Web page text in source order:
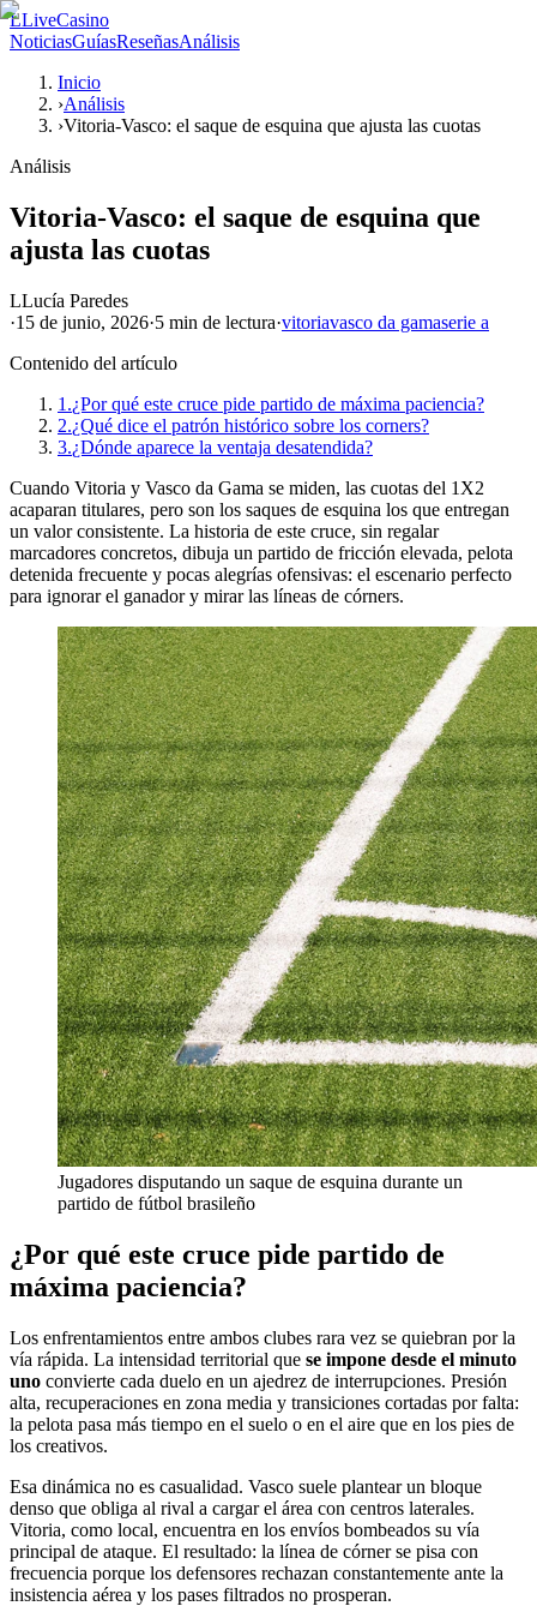
LLiveCasino
NoticiasGuíasReseñasAnálisis
Inicio
›Análisis
›Vitoria-Vasco: el saque de esquina que ajusta las cuotas
Análisis
Vitoria-Vasco: el saque de esquina que
ajusta las cuotas
LLucía Paredes
·15 de junio, 2026·5 min de lectura·vitoriavasco da gamaserie a
Contenido del artículo
1.¿Por qué este cruce pide partido de máxima paciencia?
2.¿Qué dice el patrón histórico sobre los corners?
3.¿Dónde aparece la ventaja desatendida?
Cuando Vitoria y Vasco da Gama se miden, las cuotas del 1X2
acaparan titulares, pero son los saques de esquina los que entregan
un valor consistente. La historia de este cruce, sin regalar
marcadores concretos, dibuja un partido de fricción elevada, pelota
detenida frecuente y pocas alegrías ofensivas: el escenario perfecto
para ignorar el ganador y mirar las líneas de córners.
Jugadores disputando un saque de esquina durante un
partido de fútbol brasileño
¿Por qué este cruce pide partido de
máxima paciencia?
Los enfrentamientos entre ambos clubes rara vez se quiebran por la
vía rápida. La intensidad territorial que se impone desde el minuto
uno convierte cada duelo en un ajedrez de interrupciones. Presión
alta, recuperaciones en zona media y transiciones cortadas por falta:
la pelota pasa más tiempo en el suelo o en el aire que en los pies de
los creativos.
Esa dinámica no es casualidad. Vasco suele plantear un bloque
denso que obliga al rival a cargar el área con centros laterales.
Vitoria, como local, encuentra en los envíos bombeados su vía
principal de ataque. El resultado: la línea de córner se pisa con
frecuencia porque los defensores rechazan constantemente ante la
insistencia aérea y los pases filtrados no prosperan.